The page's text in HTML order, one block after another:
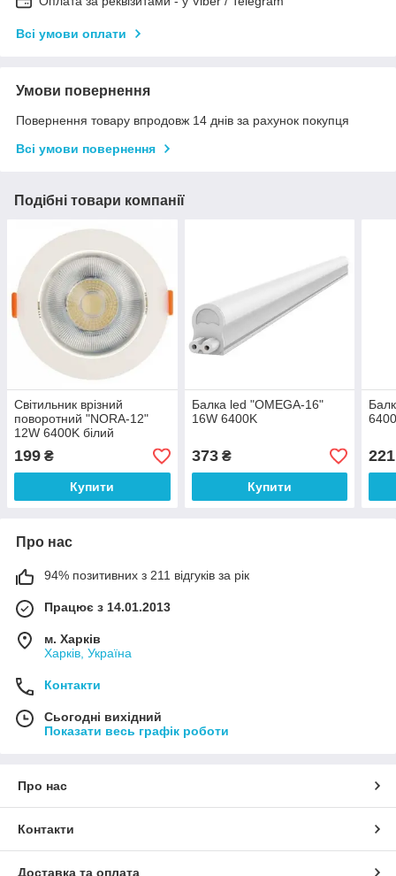
Всі умови оплати
Умови повернення
Повернення товару впродовж 14 днів за рахунок покупця
Всі умови повернення
Подібні товари компанії
Світильник врізний
поворотний "NORA-12"
12W 6400K білий
199 ₴
Купити
Балка led "OMEGA-16"
16W 6400K
373₴
Купити
221
Про нас
94% позитивних з 211 відгуків за рік
Працює з 14.01.2013
м. Харків
Харків, Україна
Контакти
Сьогодні вихідний
Показати весь графік роботи
Про нас
Контакти
Доставка та оплата